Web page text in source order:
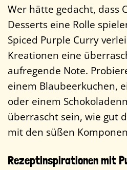
Wer hätte gedacht, dass
Desserts eine Rolle
Spiced Purple Curry
Kreationen eine
aufregende Note.
einem Blaubeerkuchen,
oder einem
überrascht sein, wie gut
mit den süßen
Rezeptinspirationen mit